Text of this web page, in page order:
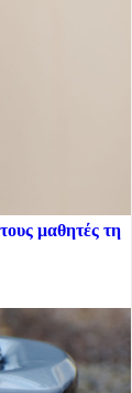
μαθητές τη